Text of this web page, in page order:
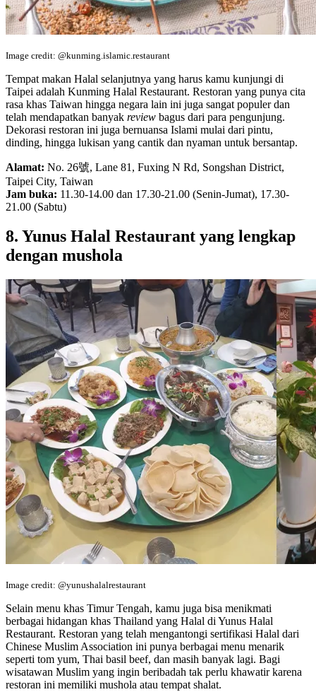
Image credit: @kunming.islamic.restaurant
Tempat makan Halal selanjutnya yang harus kamu kunjungi di
Taipei adalah Kunming Halal Restaurant. Restoran yang punya cita
rasa khas Taiwan hingga negara lain ini juga sangat populer dan
telah mendapatkan banyak review bagus dari para pengunjung.
Dekorasi restoran ini juga bernuansa Islami mulai dari pintu,
dinding, hingga lukisan yang cantik dan nyaman untuk bersantap.
Alamat: No. 26號, Lane 81, Fuxing N Rd, Songshan District,
Taipei City, Taiwan
Jam buka: 11.30-14.00 dan 17.30-21.00 (Senin-Jumat), 17.30-
21.00 (Sabtu)
8. Yunus Halal Restaurant yang lengkap
dengan mushola
Image credit: @yunushalalrestaurant
Selain menu khas Timur Tengah, kamu juga bisa menikmati
berbagai hidangan khas Thailand yang Halal di Yunus Halal
Restaurant. Restoran yang telah mengantongi sertifikasi Halal dari
Chinese Muslim Association ini punya berbagai menu menarik
seperti tom yum, Thai basil beef, dan masih banyak lagi. Bagi
wisatawan Muslim yang ingin beribadah tak perlu khawatir karena
restoran ini memiliki mushola atau tempat shalat.